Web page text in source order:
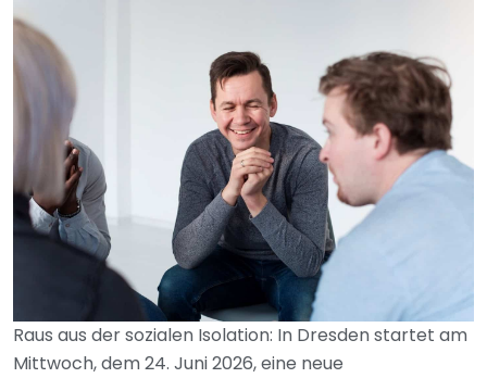
Raus aus der sozialen Isolation: In Dresden startet am
Mittwoch, dem 24. Juni 2026, eine neue